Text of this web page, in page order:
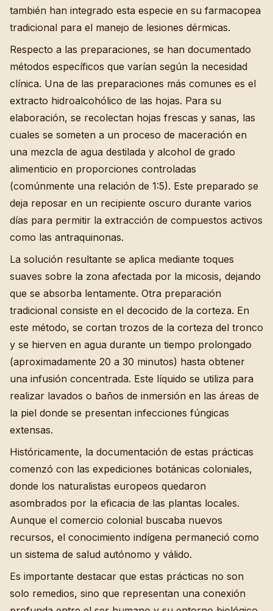
también han integrado esta especie en su farmacopea
tradicional para el manejo de lesiones dérmicas.
Respecto a las preparaciones, se han documentado
métodos específicos que varían según la necesidad
clínica. Una de las preparaciones más comunes es el
extracto hidroalcohólico de las hojas. Para su
elaboración, se recolectan hojas frescas y sanas, las
cuales se someten a un proceso de maceración en
una mezcla de agua destilada y alcohol de grado
alimenticio en proporciones controladas
(comúnmente una relación de 1:5). Este preparado se
deja reposar en un recipiente oscuro durante varios
días para permitir la extracción de compuestos activos
como las antraquinonas.
La solución resultante se aplica mediante toques
suaves sobre la zona afectada por la micosis, dejando
que se absorba lentamente. Otra preparación
tradicional consiste en el decocido de la corteza. En
este método, se cortan trozos de la corteza del tronco
y se hierven en agua durante un tiempo prolongado
(aproximadamente 20 a 30 minutos) hasta obtener
una infusión concentrada. Este líquido se utiliza para
realizar lavados o baños de inmersión en las áreas de
la piel donde se presentan infecciones fúngicas
extensas.
Históricamente, la documentación de estas prácticas
comenzó con las expediciones botánicas coloniales,
donde los naturalistas europeos quedaron
asombrados por la eficacia de las plantas locales.
Aunque el comercio colonial buscaba nuevos
recursos, el conocimiento indígena permaneció como
un sistema de salud autónomo y válido.
Es importante destacar que estas prácticas no son
solo remedios, sino que representan una conexión